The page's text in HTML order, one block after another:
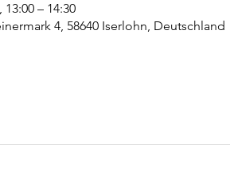
13:00 – 14:30
4, 58640 Iserlohn, Deutschland